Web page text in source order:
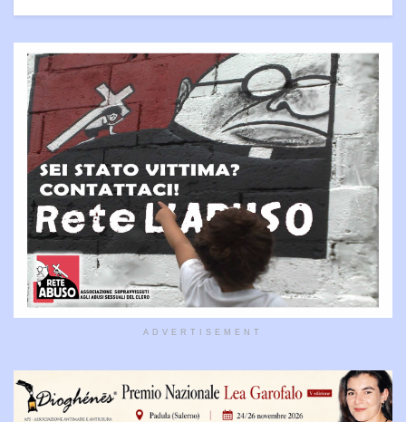
ADVERTISEMENT